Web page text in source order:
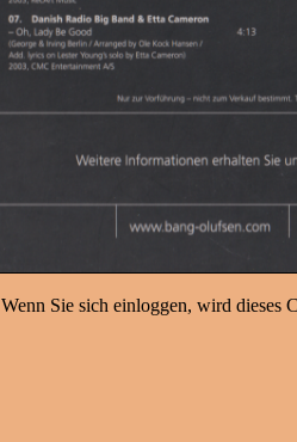
Wenn Sie sich einloggen, wird dieses